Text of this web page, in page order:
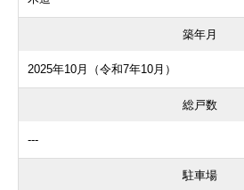
築年月
2025年10月（令和7年10月）
総戸数
---
駐車場